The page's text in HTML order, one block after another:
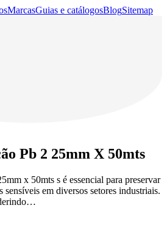
MarcasGuias e catálogosBlogSitemap
Pb 2 25mm X 50mts
x 50mts s é essencial para preservar
sensíveis em diversos setores industriais.